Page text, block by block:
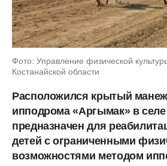
Фото: Управление физической
Костанайской области
Расположился крытый
ипподрома «Аргымак» в
предназначен для
детей с ограниченными
возможностями методом